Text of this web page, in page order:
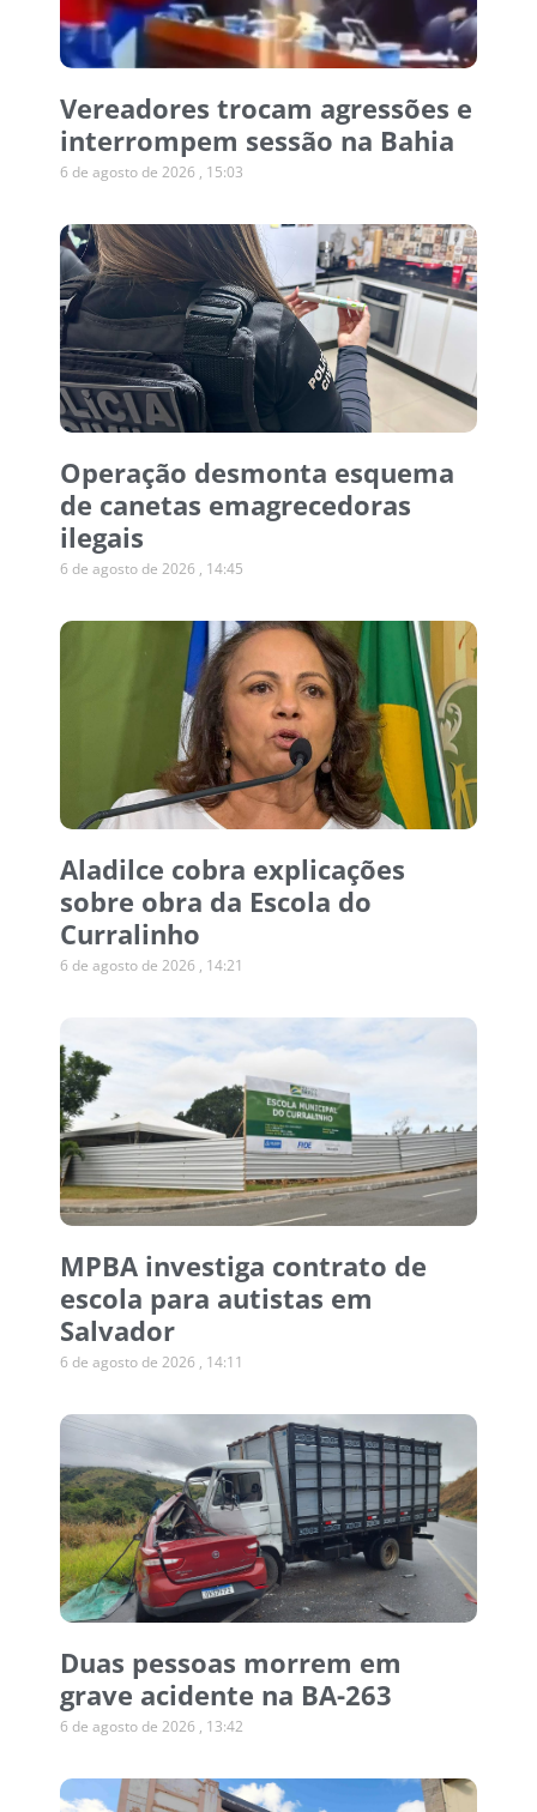
Vereadores trocam agressões e
interrompem sessão na Bahia
6 de agosto de 2026 15:03
Operação desmonta esquema
de canetas emagrecedoras
ilegais
6 de agosto de 2026 14:45
Aladilce cobra explicações
sobre obra da Escola do
Curralinho
6 de agosto de 2026 14:21
MPBA investiga contrato de
escola para autistas em
Salvador
6 de agosto de 2026 14:11
Duas pessoas morrem em
grave acidente na BA-263
6 de agosto de 2026 13:42